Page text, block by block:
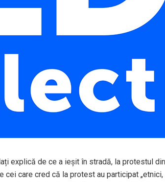
explică de ce a ieșit în stradă, la protestul
cei care cred că la protest au participat